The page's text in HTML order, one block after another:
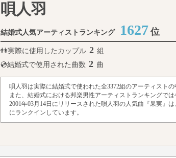
唄人羽
結婚式人気アーティストランキング 1627 位
👫実際に使用したカップル 2 組
💿結婚式で使用された曲数 2 曲
唄人羽は実際に結婚式で使われた全3372組のアーティストの
また、結婚式における邦楽男性アーティストランキングでは
2001年03月14日にリリースされた唄人羽の人気曲『果実』
にランクインしています。